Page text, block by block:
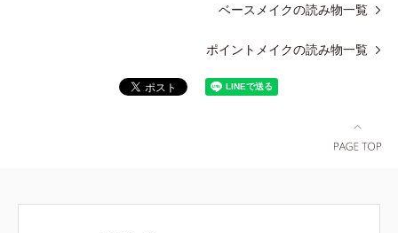
ベースメイクの読み物一覧
ポイントメイクの読み物一覧